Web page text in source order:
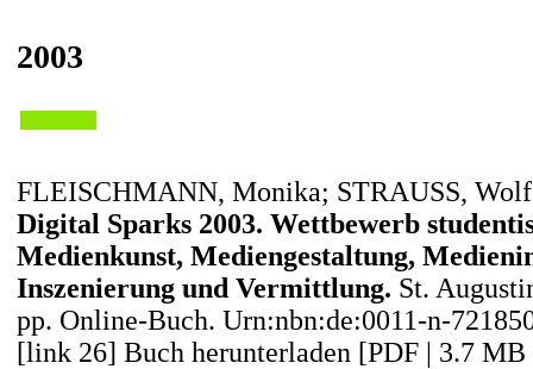
2003
FLEISCHMANN, Monika; STRAUSS,
Digital Sparks 2003. Wettbewerb
Medienkunst, Mediengestaltung,
Inszenierung und Vermittlung. St.
pp. Online-Buch. Urn:nbn:de:0011-n-
[link 26] Buch herunterladen [PDF | 3.7 MB